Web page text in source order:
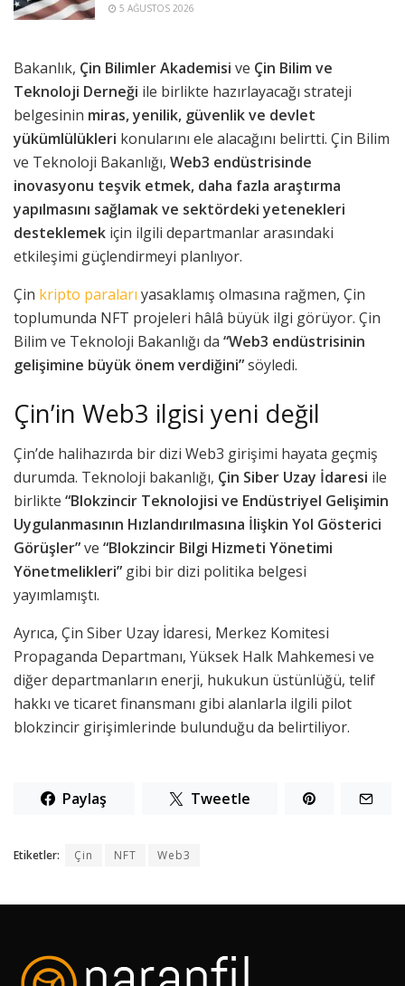
5 AĞUSTOS 2026
Bakanlık, Çin Bilimler Akademisi ve Çin Bilim ve
Teknoloji Derneği ile birlikte hazırlayacağı strateji
belgesinin miras, yenilik, güvenlikve devlet
yükümlülükleri konularını ele alacağını belirtti. Çin Bilim
ve Teknoloji Bakanlığı, Web3 endüstrisinde
inovasyonu teşvik etmek, daha fazla araştırma
yapılmasını sağlamak ve sektördeki yetenekleri
desteklemek için ilgili departmanlar arasındaki
etkileşimi güçlendirmeyi planlıyor.
Çin kripto paraları yasaklamış olmasına rağmen, Çin
toplumunda NFT projeleri hâlâ büyük ilgi görüyor. Çin
Bilim ve Teknoloji Bakanlığı da “Web3 endüstrisinin
gelişimine büyük önem verdiğini”söyledi.
Çin’in Web3 ilgisi yeni değil
Çin’de halihazırda bir dizi Web3 girişimi hayata geçmiş
durumda. Teknoloji bakanlığı, Çin Siber Uzay İdaresi ile
birlikte “Blokzincir Teknolojisi ve Endüstriyel Gelişimin
Uygulanmasının Hızlandırılmasına İlişkin Yol Gösterici
Görüşler”ve “Blokzincir Bilgi Hizmeti Yönetimi
Yönetmelikleri” gibi bir dizi politika belgesi
yayımlamıştı.
Ayrıca, Çin Siber Uzay İdaresi, Merkez Komitesi
Propaganda Departmanı, Yüksek Halk Mahkemesi ve
diğer departmanların enerji, hukukun üstünlüğü, telif
hakkı ve ticaret finansmanı gibi alanlarla ilgili pilot
blokzincir girişimlerinde bulunduğu da belirtiliyor.
Paylaş Tweetle
Etiketler: Çin NFT Web3